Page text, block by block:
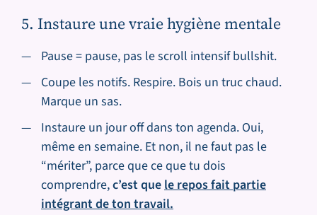
5. Instaure une vraie hygiène mentale
Pause = pause, pas le scroll intensif bullshit.
Coupe les notifs. Respire. Bois un truc chaud.
Marque un sas.
Instaure un jour off dans ton agenda. Oui,
même en semaine. Et non, il ne faut pas le
“mériter”, parce que ce que tu dois
comprendre,c’est quele repos fait partie
intégrant de ton travail.